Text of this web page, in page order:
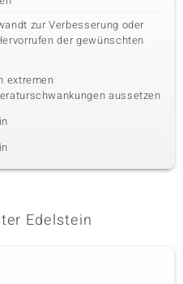
zur Verbesserung oder
der gewünschten
extremen
aussetzen
Edelstein